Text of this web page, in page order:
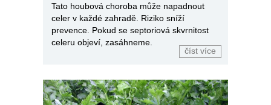
Tato houbová choroba může napadnout
celer v každé zahradě. Riziko sníží
prevence. Pokud se septoriová skvrnitost
celeru objeví, zasáhneme.
číst více